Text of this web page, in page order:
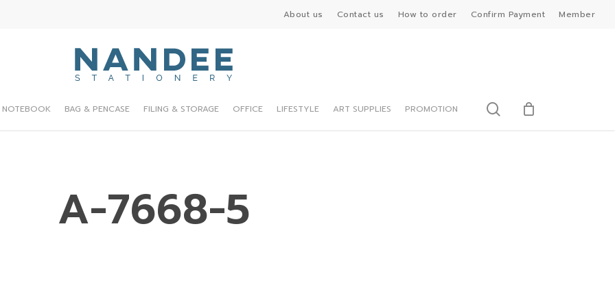
About us Contact us How to order Confirm Payment Member
NOTEBOOK BAG & PENCASE FILING & STORAGE OFFICE LIFESTYLE ART SUPPLIES PROMOTION search
A-7668-5